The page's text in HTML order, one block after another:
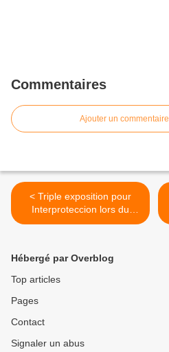
Commentaires
Ajouter un commentaire
< Triple exposition pour
Interproteccion lors du
Grand Prix du Mexique
Hébergé par Overblog
Top articles
Pages
Contact
Signaler un abus